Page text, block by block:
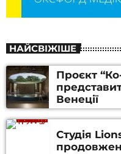
НАЙСВІЖІШЕ
Проєкт
Венеції
Студія